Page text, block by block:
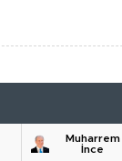
Muharrem
İnce